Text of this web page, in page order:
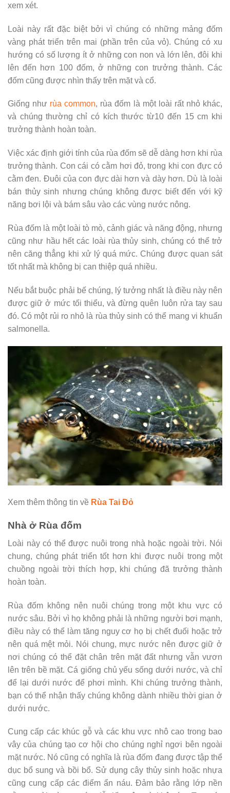
xem xét.
Loài này rất đặc biệt bởi vì chúng có những mảng đốm
vàng phát triển trên mai (phần trên của vỏ). Chúng có xu
hướng có số lượng ít ở những con non và lớn lên, đôi khi
lên đến hơn 100 đốm, ở những con trưởng thành. Các
đốm cũng được nhìn thấy trên mặt và cổ.
Giống như rùa common, rùa đốm là một loài rất nhỏ khác,
và chúng thường chỉ có kích thước từ10 đến 15 cm khi
trưởng thành hoàn toàn.
Việc xác định giới tính của rùa đốm sẽ dễ dàng hơn khi rùa
trưởng thành. Con cái có cằm hơi đỏ, trong khi con đực có
cằm đen. Đuôi của con đực dài hơn và dày hơn. Dù là loài
bán thủy sinh nhưng chúng không được biết đến với kỹ
năng bơi lội và bám sâu vào các vùng nước nông.
Rùa đốm là một loài tò mò, cảnh giác và năng động, nhưng
cũng như hầu hết các loài rùa thủy sinh, chúng có thể trở
nên căng thẳng khi xử lý quá mức. Chúng được quan sát
tốt nhất mà không bị can thiệp quá nhiều.
Nếu bắt buộc phải bế chúng, lý tưởng nhất là điều này nên
được giữ ở mức tối thiểu, và đừng quên luôn rửa tay sau
đó. Có một rủi ro nhỏ là rùa thủy sinh có thể mang vi khuẩn
salmonella.
Xem thêm thông tin về Rùa Tai Đỏ
Nhà ở Rùa đốm
Loài này có thể được nuôi trong nhà hoặc ngoài trời. Nói
chung, chúng phát triển tốt hơn khi được nuôi trong một
chuồng ngoài trời thích hợp, khi chúng đã trưởng thành
hoàn toàn.
Rùa đốm không nên nuôi chúng trong một khu vực có
nước sâu. Bởi vì họ không phải là những người bơi mạnh,
điều này có thể làm tăng nguy cơ họ bị chết đuối hoặc trở
nên quá mệt mỏi. Nói chung, mực nước nên được giữ ở
nơi chúng có thể đặt chân trên mặt đất nhưng vẫn vươn
lên trên bề mặt. Cá giống chủ yếu sống dưới nước, và chỉ
để lại dưới nước để phơi mình. Khi chúng trưởng thành,
bạn có thể nhận thấy chúng không dành nhiều thời gian ở
dưới nước.
Cung cấp các khúc gỗ và các khu vực nhô cao trong bao
vây của chúng tạo cơ hội cho chúng nghỉ ngơi bên ngoài
mặt nước. Nó cũng có nghĩa là rùa đốm đang được tập thể
dục bổ sung và bồi bổ. Sử dụng cây thủy sinh hoặc nhựa
cũng cung cấp các điểm ẩn náu. Đảm bảo rằng lớp nền